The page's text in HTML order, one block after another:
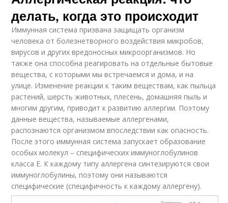
делать, когда это происходит
Иммунная система призвана защищать организм
человека от болезнетворного воздействия микробов,
вирусов и других вредоносных микроорганизмов. Но
также она способна реагировать на отдельные бытовые
вещества, с которыми мы встречаемся и дома, и на
улице. Изменение реакции к таким веществам, как пыльца
растений, шерсть животных, плесень, домашняя пыль и
многим другим, приводит к развитию аллергии. Поэтому
данные вещества, называемые аллергенами,
распознаются организмом впоследствии как опасность.
После этого иммунная система запускает образование
особых молекул – специфических иммуноглобулинов
класса Е. К каждому типу аллергена синтезируются свои
иммуноглобулины, поэтому они называются
специфические (специфичность к каждому аллергену).